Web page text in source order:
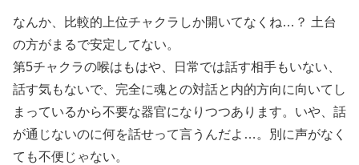
なんか、比較的上位チャクラしか開いてなくね…？ 土台
の方がまるで安定してない。
第5チャクラの喉はもはや、日常では話す相手もいない、
話す気もないで、完全に魂との対話と内的方向に向いてし
まっているから不要な器官になりつつあります。いや、話
が通じないのに何を話せって言うんだよ…。別に声がなく
ても不便じゃない。